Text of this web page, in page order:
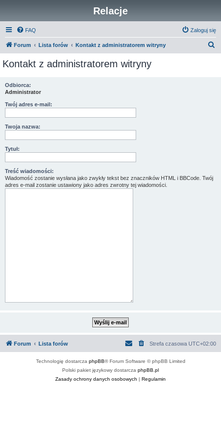
Relacje
FAQ Zaloguj się
Forum Lista forów Kontakt z administratorem witryny
Kontakt z administratorem witryny
Odbiorca:
Administrator
Twój adres e-mail:
Twoja nazwa:
Tytuł:
Treść wiadomości:
Wiadomość zostanie wysłana jako zwykły tekst bez znaczników HTML i BBCode. Twój
adres e-mail zostanie ustawiony jako adres zwrotny tej wiadomości.
Forum Lista forów Strefa czasowa UTC+02:00
Technologię dostarcza phpBB® Forum Software © phpBB Limited
Polski pakiet językowy dostarcza phpBB.pl
Zasady ochrony danych osobowych | Regulamin